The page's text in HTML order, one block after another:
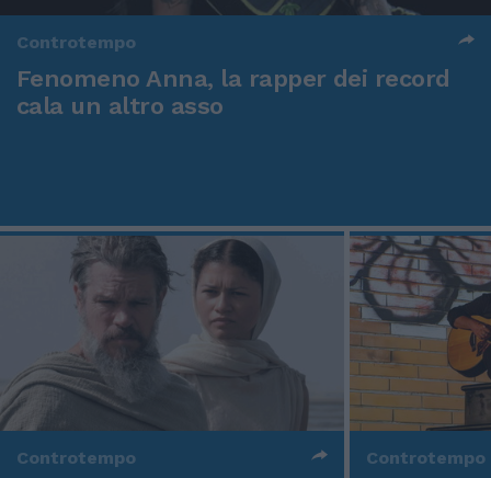
Controtempo
Fenomeno Anna, la rapper dei record
cala un altro asso
Controtempo Controtempo